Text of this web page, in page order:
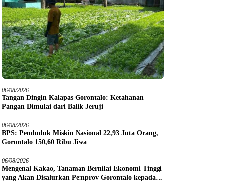
06/08/2026
Tangan Dingin Kalapas Gorontalo: Ketahanan
Pangan Dimulai dari Balik Jeruji
06/08/2026
BPS: Penduduk Miskin Nasional 22,93 Juta Orang,
Gorontalo 150,60 Ribu Jiwa
06/08/2026
Mengenal Kakao, Tanaman Bernilai Ekonomi Tinggi
yang Akan Disalurkan Pemprov Gorontalo kepada